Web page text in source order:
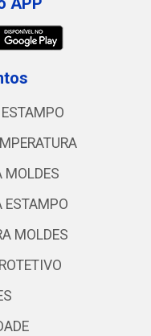
MOLDES
ESTAMPO
MOLDES